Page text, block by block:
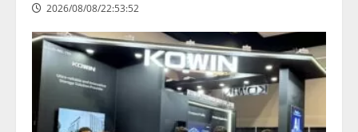
2026/08/08/22:53:52